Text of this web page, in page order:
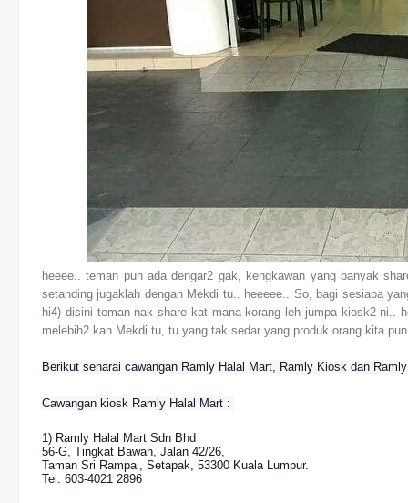
heeee.. teman pun ada dengar2 gak, kengkawan yang banyak
setanding jugaklah dengan Mekdi tu.. heeeee.. So, bagi sesiapa
hi4) disini teman nak share kat mana korang leh jumpa kiosk2 ni..
melebih2 kan Mekdi tu, tu yang tak sedar yang produk orang kita
Berikut senarai cawangan Ramly Halal Mart, Ramly Kiosk dan
Cawangan kiosk Ramly Halal Mart :
1) Ramly Halal Mart Sdn Bhd
56-G, Tingkat Bawah, Jalan 42/26,
Taman Sri Rampai, Setapak, 53300 Kuala Lumpur.
Tel: 603-4021 2896